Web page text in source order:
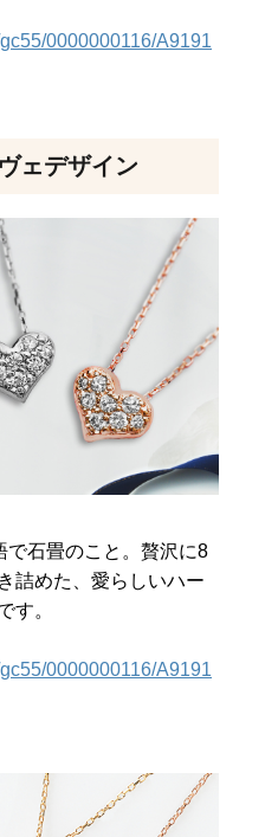
0000000116/A9191
ェデザイン
で石畳のこと。贅沢に8
詰めた、愛らしいハー
す。
0000000116/A9191